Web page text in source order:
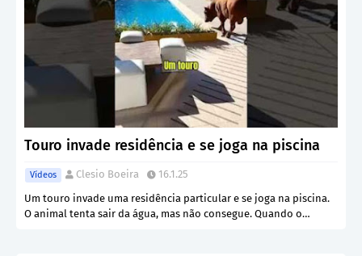
Touro invade residência e se joga na piscina
Vídeos Clesio Boeira
16.1.25
Um touro invade uma residência particular e se joga na piscina.
O animal tenta sair da água, mas não consegue. Quando o…